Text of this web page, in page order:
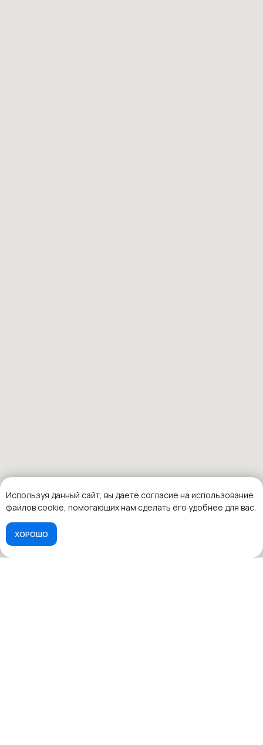
Используя данный сайт, вы даете согласие на использование
файлов cookie, помогающих нам сделать его удобнее для вас.
ХОРОШО